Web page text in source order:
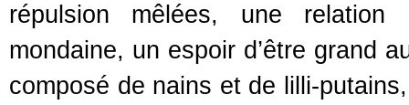
répulsion mêlées, une relation
mondaine, un espoir d’être grand
composé de nains et de lilli-